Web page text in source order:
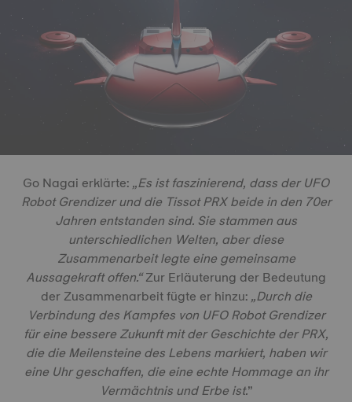
Go Nagai erklärte:„Es ist faszinierend, dass der UFO
Robot Grendizer und die Tissot PRX beide in den 70er
Jahren entstanden sind. Sie stammen aus
unterschiedlichen Welten, aber diese
Zusammenarbeit legte eine gemeinsame
Aussagekraft offen.“Zur Erläuterung der Bedeutung
der Zusammenarbeit fügte er hinzu:„Durch die
Verbindung des Kampfes von UFO Robot Grendizer
für eine bessere Zukunft mit der Geschichte der PRX,
die die Meilensteine des Lebens markiert, haben wir
eine Uhr geschaffen, die eine echte Hommage an ihr
Vermächtnis und Erbe ist.”